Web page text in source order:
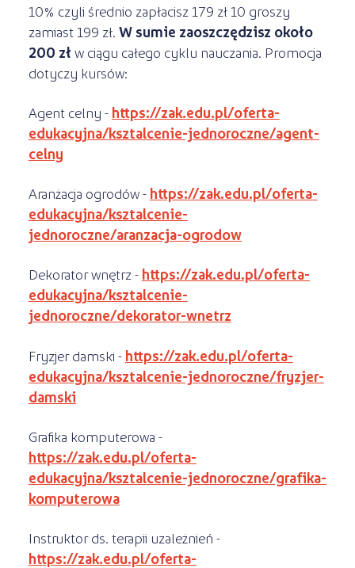
10% czyli średnio zapłacisz 179 zł 10 groszy
zamiast 199 zł. W sumie zaoszczędzisz około
200 zł w ciągu całego cyklu nauczania. Promocja
dotyczy kursów:
Agent celny - https://zak.edu.pl/oferta-
edukacyjna/ksztalcenie-jednoroczne/agent-
celny
Aranżacja ogrodów - https://zak.edu.pl/oferta-
edukacyjna/ksztalcenie-
jednoroczne/aranzacja-ogrodow
Dekorator wnętrz - https://zak.edu.pl/oferta-
edukacyjna/ksztalcenie-
jednoroczne/dekorator-wnetrz
Fryzjer damski - https://zak.edu.pl/oferta-
edukacyjna/ksztalcenie-jednoroczne/fryzjer-
damski
Grafika komputerowa -
https://zak.edu.pl/oferta-
edukacyjna/ksztalcenie-jednoroczne/grafika-
komputerowa
Instruktor ds. terapii uzależnień -
https://zak.edu.pl/oferta-